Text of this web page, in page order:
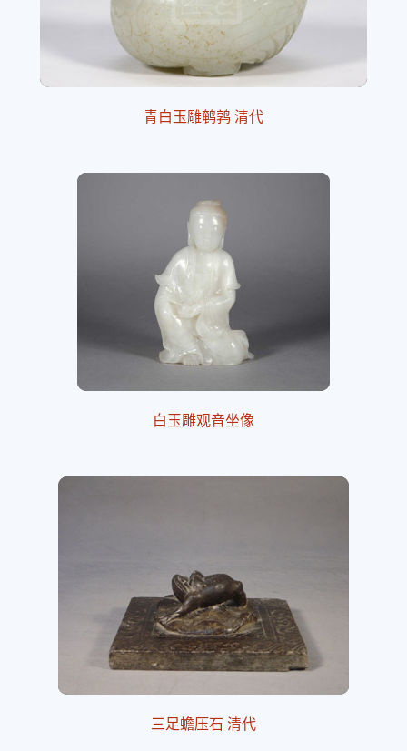
青白玉雕鹌鹑 清代
白玉雕观音坐像
三足蟾压石 清代